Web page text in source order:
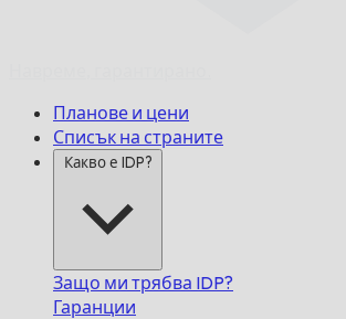
Планове и цени
Списък на страните
Какво е IDP?
Защо ми трябва IDP?
Гаранции